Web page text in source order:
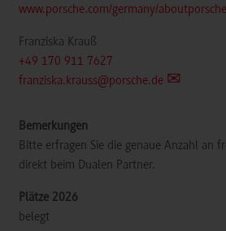
www.porsche.com/germany/
Franziska Krauß
+49 170 911 7627
franziska.krauss@porsche.de
Bitte erfragen Sie die genaue Anzahl an
direkt beim Dualen Partner.
belegt